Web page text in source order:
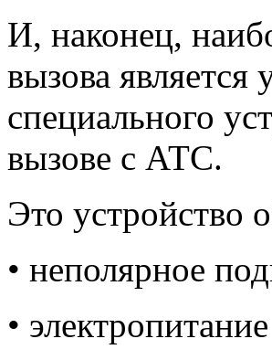
И, наконец,
вызова
специального
вызове с АТС.
Это устройство
• неполярное
•